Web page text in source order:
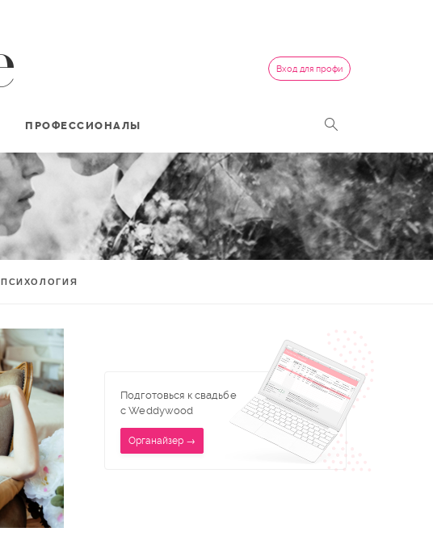
Вход для профи
ПРОФЕССИОНАЛЫ
ПСИХОЛОГИЯ
Подготовься к свадьбе
с Weddywood
Органайзер →